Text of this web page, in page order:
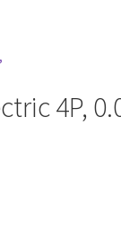
4P,